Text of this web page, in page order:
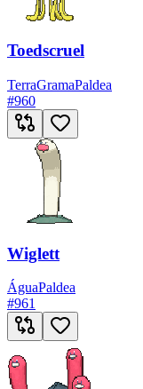
Toedscruel
TerraGramaPaldea
#960
Wiglett
ÁguaPaldea
#961